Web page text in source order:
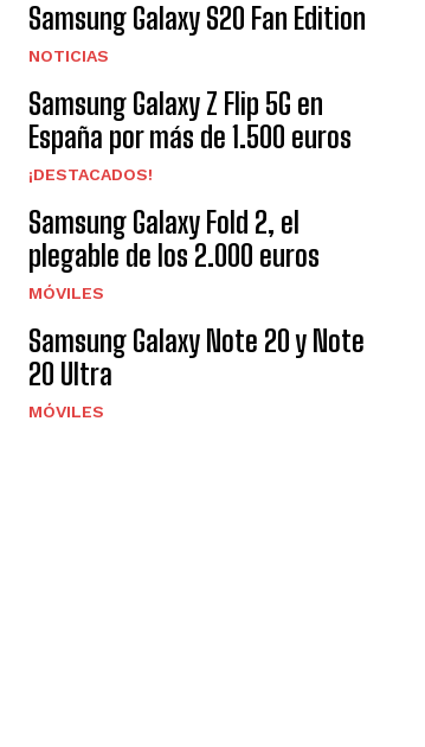
Samsung Galaxy S20 Fan Edition
NOTICIAS
Samsung Galaxy Z Flip 5G en
España por más de 1.500 euros
¡DESTACADOS!
Samsung Galaxy Fold 2, el
plegable de los 2.000 euros
MÓVILES
Samsung Galaxy Note 20 y Note
20 Ultra
MÓVILES